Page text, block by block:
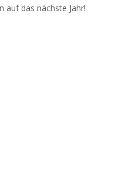
auf das nächste Jahr!